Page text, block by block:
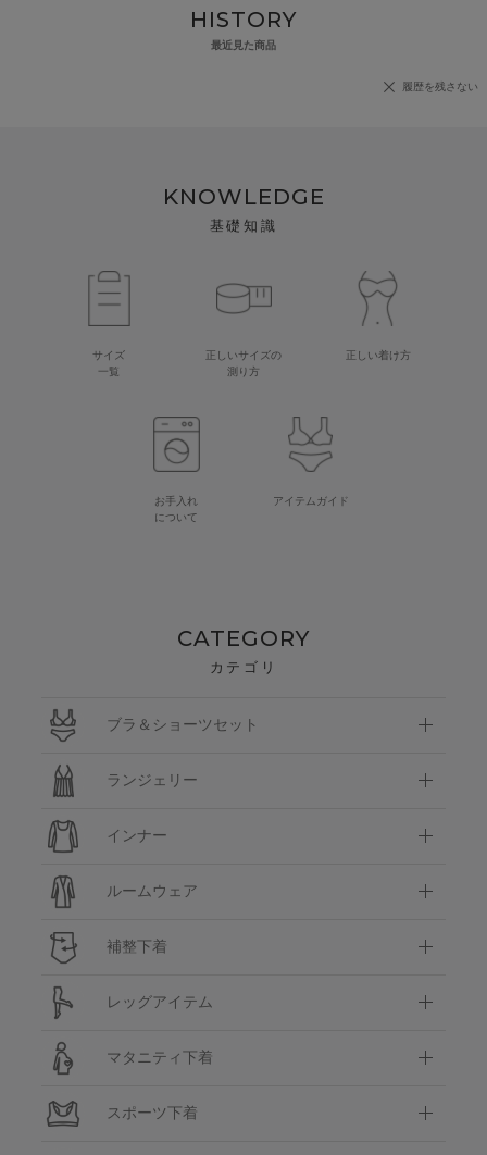
HISTORY
最近見た商品
履歴を残さない
KNOWLEDGE
基礎知識
サイズ
一覧
正しいサイズの
測り方
正しい着け方
お手入れ
について
アイテムガイド
CATEGORY
カテゴリ
ブラ＆ショーツセット
ランジェリー
インナー
ルームウェア
補整下着
レッグアイテム
マタニティ下着
スポーツ下着